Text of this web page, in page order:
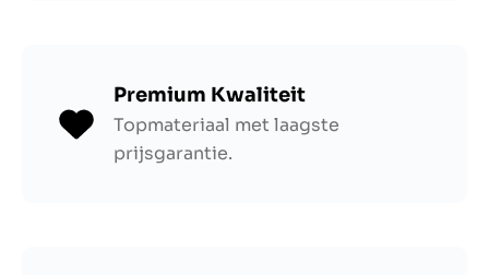
Premium Kwaliteit
Topmateriaal met laagste
prijsgarantie.